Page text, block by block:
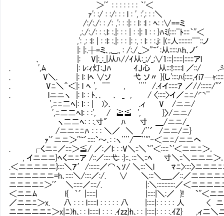
＞'´ : : : : : : : ｀'＜
ｧ': :/ : :/: : : l : ', :',: : :＼
/:/:./: : /: ,': : :|: : l: :l : ﾍ: :∨==ミ
,:./:./: : :.l: :.|: : : | : :|: ｌ : : }ﾊﾐ{::::¨ﾄ::::｀''＜
,': ,: :l: | : :l: :.|: : : |: :, : l: : :.j: |(::人:::::::::¨¨::ノ
|: |:.┼=ミ､,,__,, : /:./,_＞''~´:从:::::ﾊh､ノ´
､ |: ⅣV|:_:_|从ﾊ//ｲ从:_;/_;∨1:::|::::::|::::::アl
. ',ﾑ |: ﾚ:ｨ灯:Jﾊ ｲJ心㍉从:::!::::::l ／::/ .斗
. V＼. |: l: lﾍ ∨ソ 弋 ソ〃 }{し'::::ﾊ{:::::,ｲi7―ｬ:::::
. Vﾆ＼＾＜|: l ﾍ ', ¨¨ , ¨¨ /.ｲイ::::::ｱ ／//:::::::/''´
. lニニヽ |: l: : ﾄ､､ ､ _ , / 〈:::::>イ／ﾆﾆ/
',ﾆﾆ二ﾍ|: ｌ: : | )>､ .ィ V /ニニ/
',ﾆ二二ﾍｌ: : :', / ≧≦ ', }〉/ニニ/
ヽ二二ﾍ: : :.寸" ﾊ 寸 ＿/ニニ/_
/ニニﾆﾆﾊ : : : ＼／ ＼ /¨´ /ニニ/ニ}
ｧ'´ニニ＞''~´:::::`～､: :ヽ¨¨/￣¨'''‐＜ニﾆ/ニニヘ
. ┌くニﾆ／::::＞≦/ ／:／l: : :V＼::＼`''＜:::::｀'＜ニニﾆ＞｡
, イニニニ}ﾍくニﾆア /::／::::弋: :}::､:::＼::ﾍ 寸＼::＼ニニニ＞
.＜ニニニニニ}::::＼ｱ′/:::::::／⌒ヽｿ/ ＼:::＼l ﾏﾆ>::::〉ニニニ
ニニニニニニ=h､:::::＼/::::／:/. ∨ ＼:::＼＿_／::／ニニニニ
ニニニニﾆ＞'´ ＼::::::／::::/. |:＼::::::::::::／＜ニニニニ
＜ニニﾑ l{ ｀´ |::::::| |:::::|＼:／ }! `''＜ニニ
／ニニﾆ＞x. 八 : : : l::::::l : : : : : 八 |:::::|: : : : : 人 <
ニニニニニﾆ＞x|ﾆ)h､: : l::::::l : : : .ｲzz}h､: : |:::::|: : : :.ｲZ} ,ィ二＼